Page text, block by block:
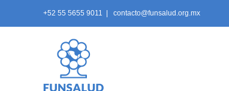
+52 55 5655 9011 contacto@funsalud.org.mx